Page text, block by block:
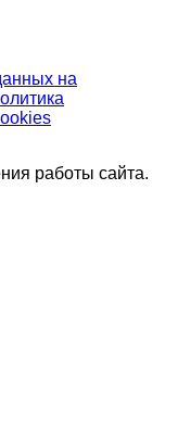
на
работы сайта.